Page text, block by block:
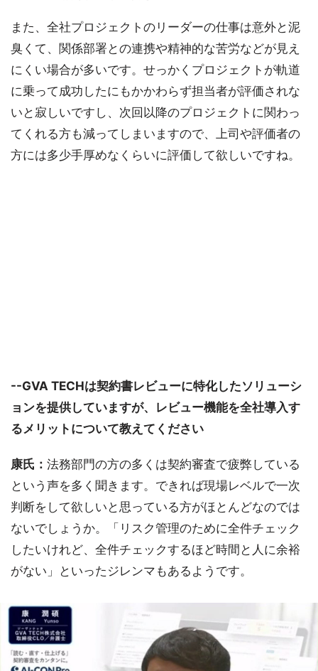
また、全社プロジェクトのリーダーの仕事は意外と泥
臭くて、関係部署との連携や精神的な苦労などが見え
にくい場合が多いです。せっかくプロジェクトが軌道
に乗って成功したにもかかわらず担当者が評価されな
いと寂しいですし、次回以降のプロジェクトに関わっ
てくれる方も減ってしまいますので、上司や評価者の
方には多少手厚めなくらいに評価して欲しいですね。
--GVA TECHは契約書レビューに特化したソリューシ
ョンを提供していますが、レビュー機能を全社導入す
るメリットについて教えてください
康氏： 法務部門の方の多くは契約審査で疲弊している
という声を多く聞きます。できれば現場レベルで一次
判断をして欲しいと思っている方がほとんどなのでは
ないでしょうか。「リスク管理のために全件チェック
したいけれど、全件チェックするほど時間と人に余裕
がない」といったジレンマもあるようです。